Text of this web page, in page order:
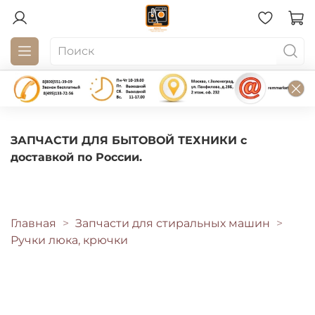
ЗАПЧАСТИ ДЛЯ БЫТОВОЙ ТЕХНИКИ с
доставкой по России.
Главная
Запчасти для стиральных машин
Ручки люка, крючки